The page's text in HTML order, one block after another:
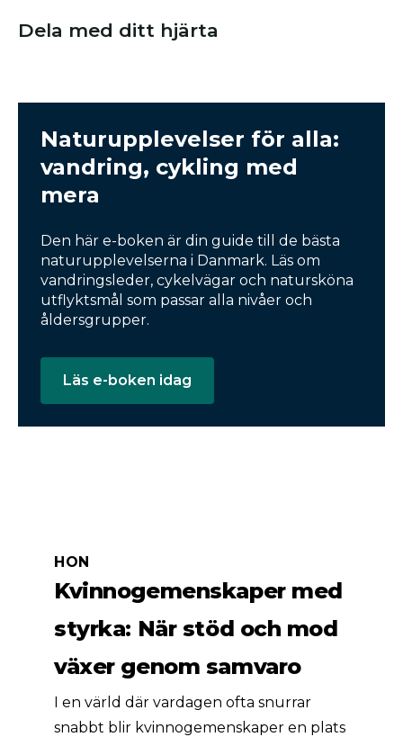
Dela med ditt hjärta
Naturupplevelser för alla:
vandring, cykling med
mera
Den här e-boken är din guide till de bästa
naturupplevelserna i Danmark. Läs om
vandringsleder, cykelvägar och natursköna
utflyktsmål som passar alla nivåer och
åldersgrupper.
Läs e-boken idag
Kvinnogemenskaper med
styrka: När stöd och mod
växer genom samvaro
HON
I en värld där vardagen ofta snurrar
snabbt blir kvinnogemenskaper en plats